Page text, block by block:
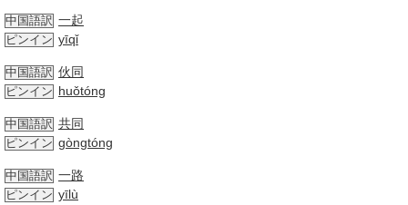
中国語訳 一起
ピンイン yīqǐ
中国語訳 伙同
ピンイン huǒtóng
中国語訳 共同
ピンイン gòngtóng
中国語訳 一路
ピンイン yīlù